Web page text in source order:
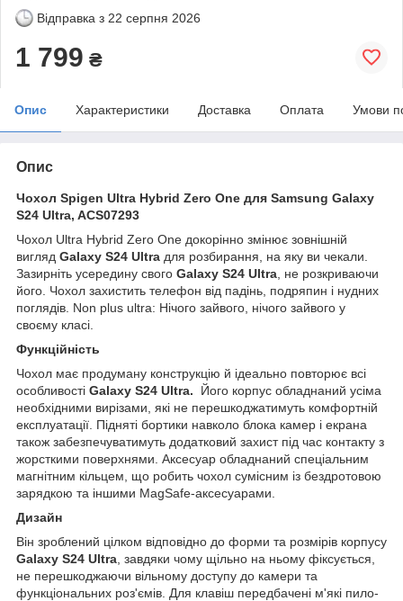
Відправка з 22 серпня 2026
1 799 ₴
Опис Характеристики Доставка Оплата Умови
Опис
Чохол Spigen Ultra Hybrid Zero One для Samsung Galaxy
S24 Ultra, ACS07293
Чохол Ultra Hybrid Zero One докорінно змінює зовнішній
вигляд Galaxy S24 Ultra для розбирання, на яку ви чекали.
Зазирніть усередину свого Galaxy S24 Ultra , не розкриваючи
його. Чохол захистить телефон від падінь, подряпин і нудних
поглядів. Non plus ultra: Нічого зайвого, нічого зайвого у
своєму класі.
Функційність
Чохол має продуману конструкцію й ідеально повторює всі
особливості Galaxy S24 Ultra.
Його корпус обладнаний усіма
необхідними вирізами, які не перешкоджатимуть комфортній
експлуатації. Підняті бортики навколо блока камер і екрана
також забезпечуватимуть додатковий захист під час контакту з
жорсткими поверхнями. Аксесуар обладнаний спеціальним
магнітним кільцем, що робить чохол сумісним із бездротовою
зарядкою та іншими MagSafe-аксесуарами.
Дизайн
Він зроблений цілком відповідно до форми та розмірів корпусу
Galaxy S24 Ultra , завдяки чому щільно на ньому фіксується,
не перешкоджаючи вільному доступу до камери та
функціональних роз'ємів. Для клавіш передбачені м'які пило-